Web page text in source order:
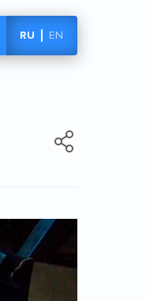
RU | EN